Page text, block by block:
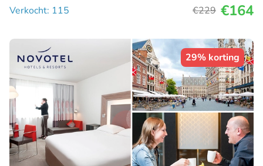
Verkocht: 115
€229 €164
29% korting